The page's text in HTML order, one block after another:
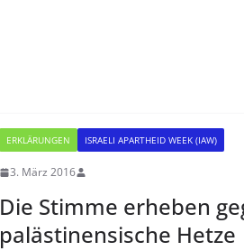
ERKLÄRUNGEN ISRAELI APARTHEID WEEK (IAW)
3. März 2016
Die Stimme erheben
palästinensische Hetze